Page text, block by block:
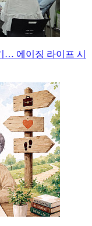
… 에이징 라이프 시